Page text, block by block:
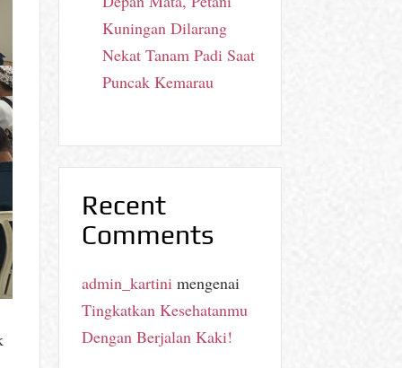
Kuningan Dilarang
Nekat Tanam Padi Saat
Puncak Kemarau
Recent
Comments
admin_kartinimengenai
Tingkatkan Kesehatanmu
Dengan Berjalan Kaki!